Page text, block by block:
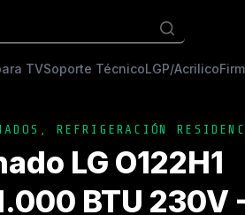
TVSoporte TécnicoLGP/Acrilico
REFRIGERACIÓN
LG O122H1
BTU 230V